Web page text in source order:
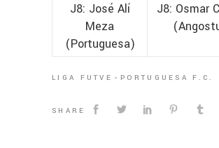
J8: José Alí
Meza
(Portuguesa)
J8: Osmar
LIGA FUTVE PORTUGUESA F.C.
SHARE